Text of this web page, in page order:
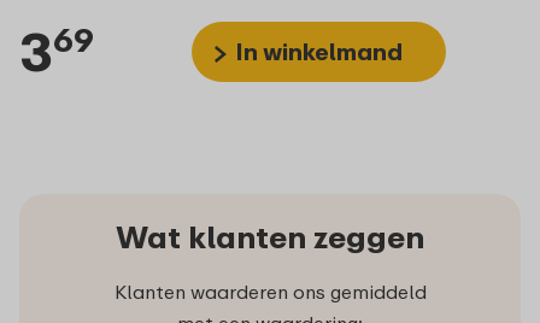
369 In winkelmand
Wat klanten zeggen
Klanten waarderen ons gemiddeld